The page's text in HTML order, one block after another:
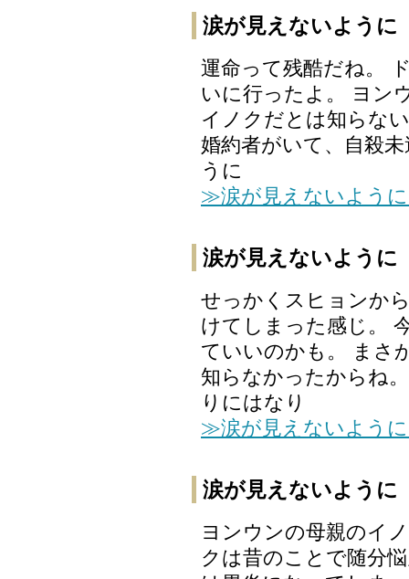
涙が見えないよう
運命って残酷だね。
いに行ったよ。 ヨン
イノクだとは知らな
婚約者がいて、自殺
うに
≫涙が見えないよう
涙が見えないよう
せっかくスヒョンか
けてしまった感じ。
ていいのかも。 まさ
知らなかったからね
りにはなり
≫涙が見えないよう
涙が見えないよう
ヨンウンの母親のイ
クは昔のことで随分